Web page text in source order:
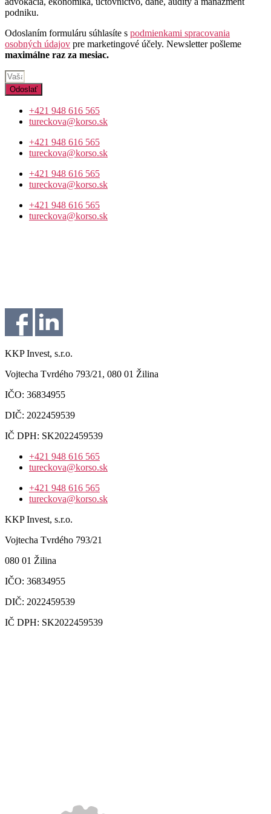
podniku.
Odoslaním formuláru súhlasíte s podmienkami spracovania
osobných údajov pre marketingové účely. Newsletter pošleme
maximálne raz za mesiac.
Odoslať
+421 948 616 565
tureckova@korso.sk
+421 948 616 565
tureckova@korso.sk
+421 948 616 565
tureckova@korso.sk
+421 948 616 565
tureckova@korso.sk
KKP Invest, s.r.o.
Vojtecha Tvrdého 793/21, 080 01 Žilina
IČO: 36834955
DIČ: 2022459539
IČ DPH: SK2022459539
+421 948 616 565
tureckova@korso.sk
+421 948 616 565
tureckova@korso.sk
KKP Invest, s.r.o.
Vojtecha Tvrdého 793/21
080 01 Žilina
IČO: 36834955
DIČ: 2022459539
IČ DPH: SK2022459539